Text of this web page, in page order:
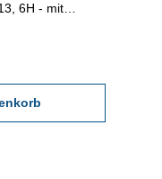
6H - mit